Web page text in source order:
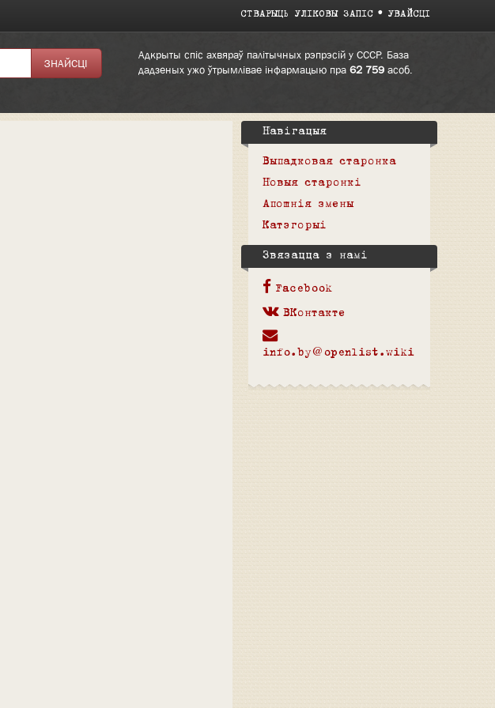
СТВАРЫЦЬ УЛІКОВЫ ЗАПІС УВАЙСЦІ
Адкрыты спіс ахвяраў палітычных рэпрэсій у СССР. База
дадзеных ужо ўтрымлівае інфармацыю пра 62 759асоб.
Навігацыя
Выпадковая старонка
Новыя старонкі
Апошнія змены
Катэгорыі
Звязацца з намі
Facebook
ВКонтакте
info.by@openlist.wiki